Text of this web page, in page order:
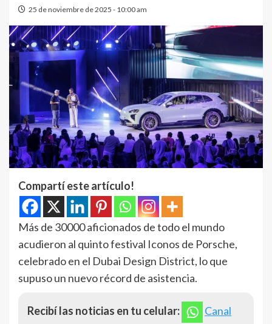
25 de noviembre de 2025 - 10:00 am
Compartí este artículo!
Más de 30000 aficionados de todo el mundo
acudieron al quinto festival Iconos de Porsche,
celebrado en el Dubai Design District, lo que
supuso un nuevo récord de asistencia.
Recibí las noticias en tu celular:
Canal